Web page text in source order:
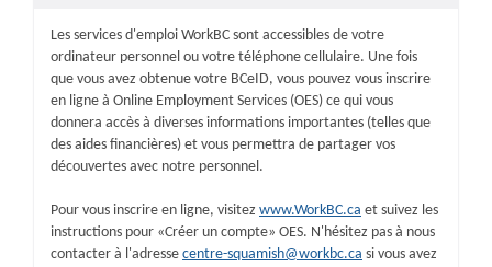
Les services d'emploi WorkBC sont accessibles de votre
ordinateur personnel ou votre téléphone cellulaire. Une fois
que vous avez obtenue votre BCeID, vous pouvez vous inscrire
en ligne à Online Employment Services (OES) ce qui vous
donnera accès à diverses informations importantes (telles que
des aides financières) et vous permettra de partager vos
découvertes avec notre personnel.
Pour vous inscrire en ligne, visitez www.WorkBC.ca et suivez les
instructions pour «Créer un compte» OES. N'hésitez pas à nous
contacter à l'adresse centre-squamish@workbc.ca si vous avez